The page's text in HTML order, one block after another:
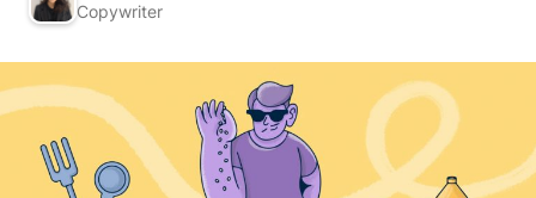
Copywriter